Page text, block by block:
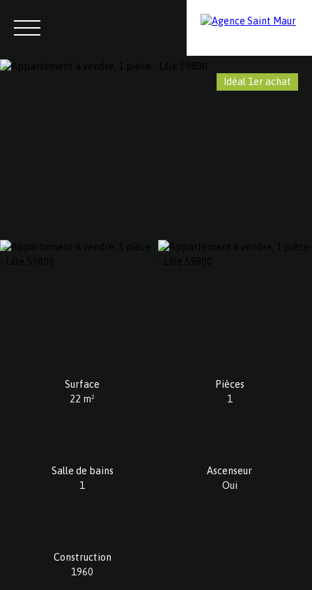
Idéal 1er achat
Surface
22 m²
Pièces
1
Salle de bains
1
Ascenseur
Oui
Construction
1960